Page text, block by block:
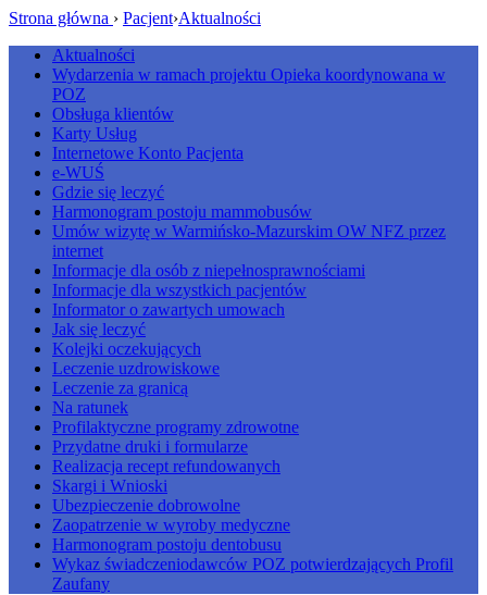
Strona główna › Pacjent›Aktualności
Aktualności
Wydarzenia w ramach projektu Opieka koordynowana w
POZ
Obsługa klientów
Karty Usług
Internetowe Konto Pacjenta
e-WUŚ
Gdzie się leczyć
Harmonogram postoju mammobusów
Umów wizytę w Warmińsko-Mazurskim OW NFZ przez
internet
Informacje dla osób z niepełnosprawnościami
Informacje dla wszystkich pacjentów
Informator o zawartych umowach
Jak się leczyć
Kolejki oczekujących
Leczenie uzdrowiskowe
Leczenie za granicą
Na ratunek
Profilaktyczne programy zdrowotne
Przydatne druki i formularze
Realizacja recept refundowanych
Skargi i Wnioski
Ubezpieczenie dobrowolne
Zaopatrzenie w wyroby medyczne
Harmonogram postoju dentobusu
Wykaz świadczeniodawców POZ potwierdzających Profil
Zaufany